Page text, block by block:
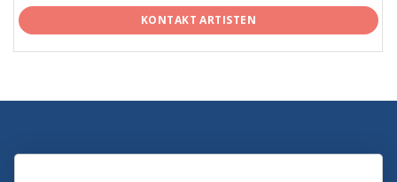
KONTAKT ARTISTEN